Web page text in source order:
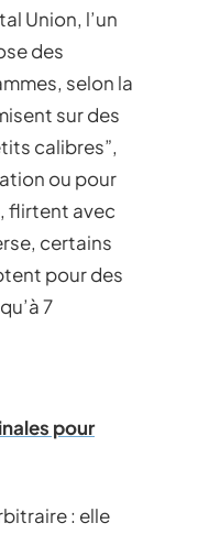
Union, l’un
des
selon la
sur des
calibres”,
ou pour
flirtent avec
certains
pour des
7
pour
: elle